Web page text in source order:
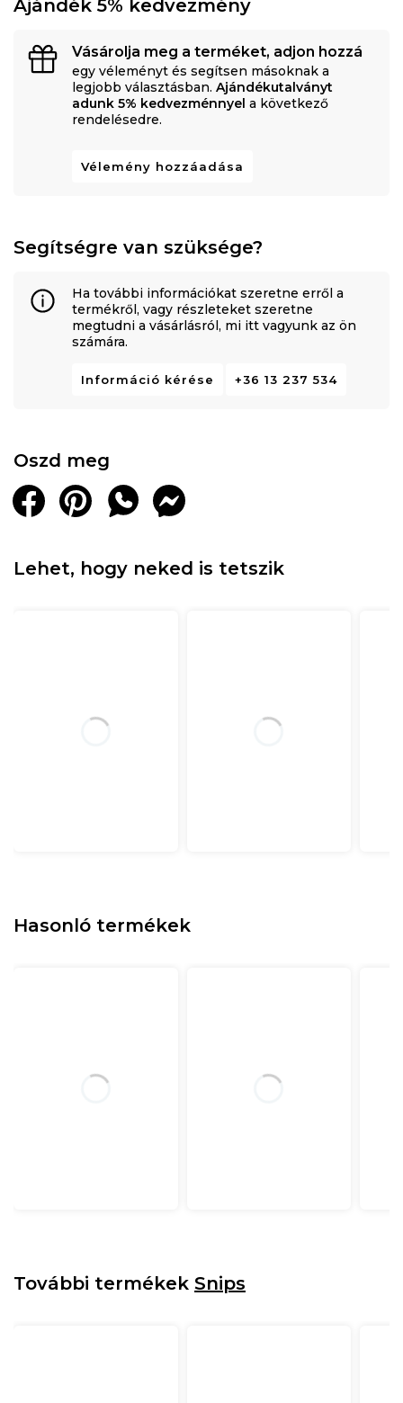
Ajándék 5% kedvezmény
Vásárolja meg a terméket, adjon hozzá
egy véleményt és segítsen másoknak a
legjobb választásban. Ajándékutalványt
adunk 5% kedvezménnyel a következő
rendelésedre.
Vélemény hozzáadása
Segítségre van szüksége?
Ha további információkat szeretne erről a
termékről, vagy részleteket szeretne
megtudni a vásárlásról, mi itt vagyunk az ön
számára.
Információ kérése +36 13 237 534
Oszd meg
Lehet, hogy neked is tetszik
Hasonló termékek
További termékek Snips